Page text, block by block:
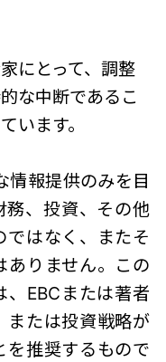
にとって、調整
な中断であるこ
います。
情報提供のみを目
務、投資、その他
ではなく、またそ
ありません。この
、EBCまたは著者
または投資戦略が
を推奨するもので